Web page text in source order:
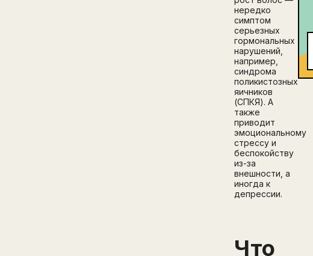
нередко
симптом
серьезных
гормональных
нарушений,
например,
синдрома
поликистозных
яичников
(СПКЯ). А
также
приводит
эмоциональному
стрессу и
беспокойству
из-за
внешности, а
иногда к
депрессии.
Что